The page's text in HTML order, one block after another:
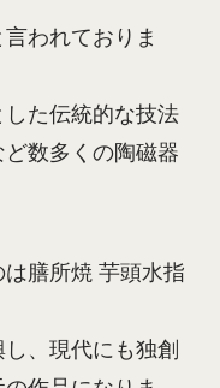
われておりま
た伝統的な技法
数多くの陶磁器
膳所焼 芋頭水指
、現代にも独創